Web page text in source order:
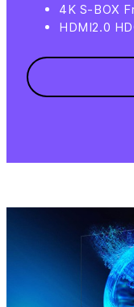
4K S-BOX
HDMI2.0